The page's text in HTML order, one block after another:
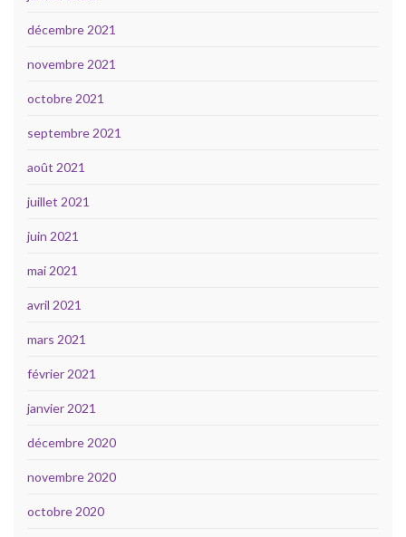
décembre 2021
novembre 2021
octobre 2021
septembre 2021
août 2021
juillet 2021
juin 2021
mai 2021
avril 2021
mars 2021
février 2021
janvier 2021
décembre 2020
novembre 2020
octobre 2020